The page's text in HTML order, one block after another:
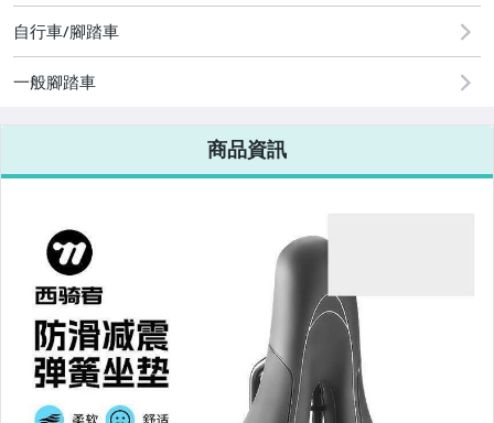
手機、配件與通訊
美容保養與彩妝
電腦、平板與周邊
嬰幼兒與孕婦
汽機車精品百貨
居家、家具與園藝
玩具、模型與公仔
自行車/腳踏車
一般腳踏車
商品資訊